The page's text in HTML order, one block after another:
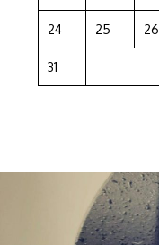
24 25 26
31